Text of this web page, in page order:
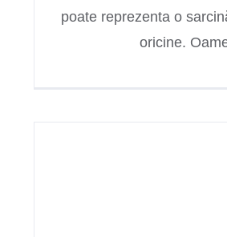
poate reprezenta o
oricine.